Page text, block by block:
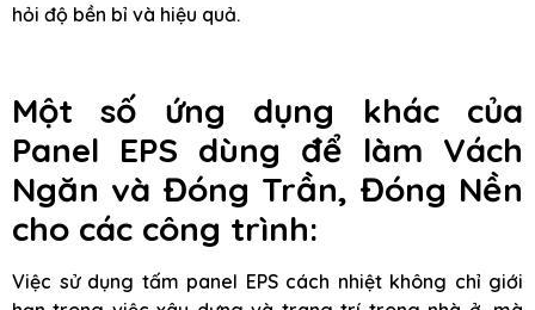
hỏi độ bền bỉ và hiệu quả.
Một số ứng dụng khác của
Panel EPS dùng để làm Vách
Ngăn và Đóng Trần, Đóng Nền
cho các công trình:
Việc sử dụng tấm panel EPS cách nhiệt không chỉ giới